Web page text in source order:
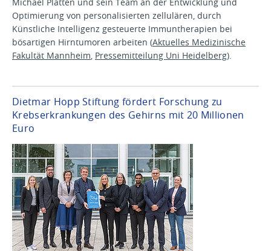
Michael Platten und sein Team an der Entwicklung und
Optimierung von personalisierten zellulären, durch
Künstliche Intelligenz gesteuerte Immuntherapien bei
bösartigen Hirntumoren arbeiten (Aktuelles Medizinische
Fakultät Mannheim, Pressemitteilung Uni Heidelberg).
Dietmar Hopp Stiftung fördert Forschung zu
Krebserkrankungen des Gehirns mit 20 Millionen
Euro